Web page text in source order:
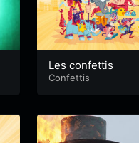
Les confettis
Confettis